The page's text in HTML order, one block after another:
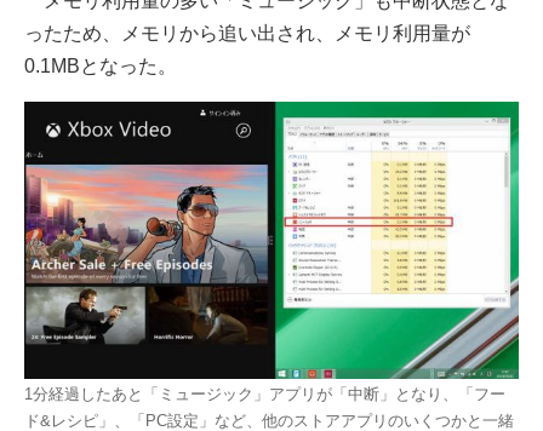
ったため、メモリから追い出され、メモリ利用量が
0.1MBとなった。
1分経過したあと「ミュージック」アプリが「中断」となり、「フー
ド&レシピ」、「PC設定」など、他のストアアプリのいくつかと一緒